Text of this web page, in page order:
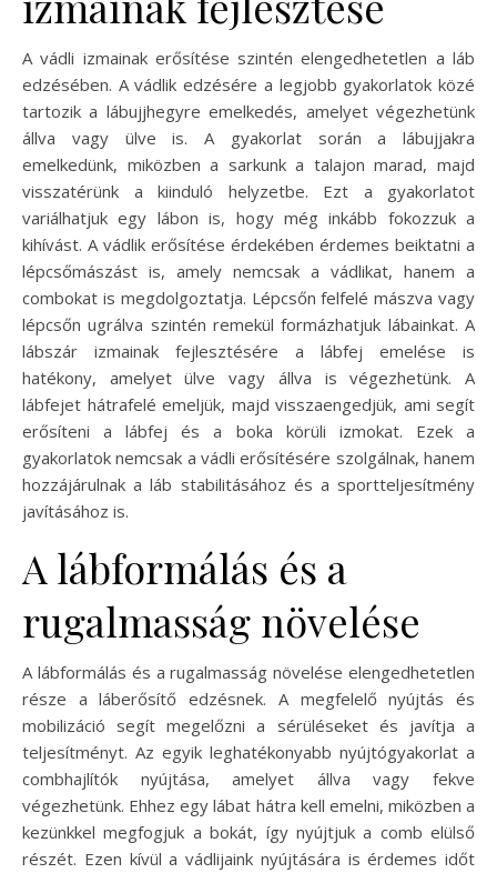
A vádli izmainak erősítése szintén elengedhetetlen a láb
edzésében. A vádlik edzésére a legjobb gyakorlatok közé
tartozik a lábujjhegyre emelkedés, amelyet végezhetünk
állva vagy ülve is. A gyakorlat során a lábujjakra
emelkedünk, miközben a sarkunk a talajon marad, majd
visszatérünk a kiinduló helyzetbe. Ezt a gyakorlatot
variálhatjuk egy lábon is, hogy még inkább fokozzuk a
kihívást. A vádlik erősítése érdekében érdemes beiktatni a
lépcsőmászást is, amely nemcsak a vádlikat, hanem a
combokat is megdolgoztatja. Lépcsőn felfelé mászva vagy
lépcsőn ugrálva szintén remekül formázhatjuk lábainkat. A
lábszár izmainak fejlesztésére a lábfej emelése is
hatékony, amelyet ülve vagy állva is végezhetünk. A
lábfejet hátrafelé emeljük, majd visszaengedjük, ami segít
erősíteni a lábfej és a boka körüli izmokat. Ezek a
gyakorlatok nemcsak a vádli erősítésére szolgálnak, hanem
hozzájárulnak a láb stabilitásához és a sportteljesítmény
javításához is.
A lábformálás és a
rugalmasság növelése
A lábformálás és a rugalmasság növelése elengedhetetlen
része a láberősítő edzésnek. A megfelelő nyújtás és
mobilizáció segít megelőzni a sérüléseket és javítja a
teljesítményt. Az egyik leghatékonyabb nyújtógyakorlat a
combhajlítók nyújtása, amelyet állva vagy fekve
végezhetünk. Ehhez egy lábat hátra kell emelni, miközben a
kezünkkel megfogjuk a bokát, így nyújtjuk a comb elülső
részét. Ezen kívül a vádlijaink nyújtására is érdemes időt